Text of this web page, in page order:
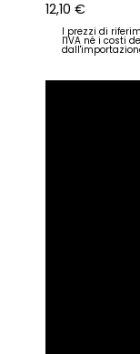
12,10€
I prezzi di
l'IVA né i costi